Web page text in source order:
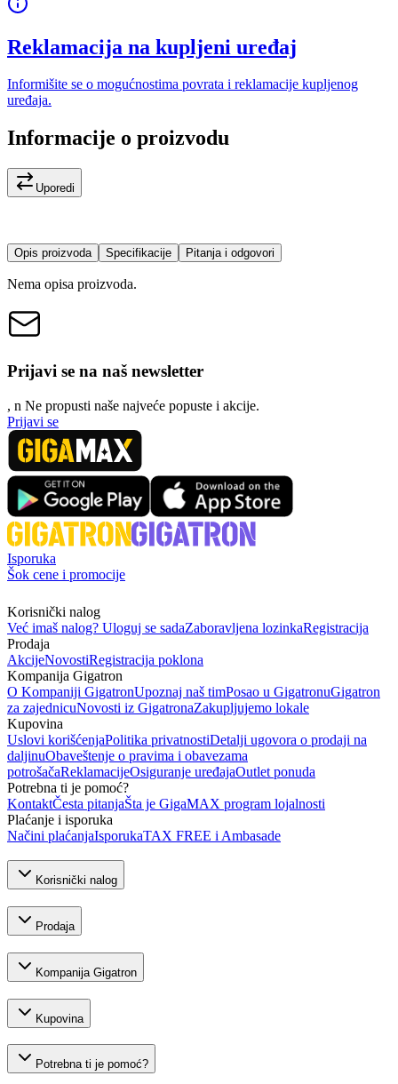
Reklamacija na kupljeni uređaj
Informišite se o mogućnostima povrata i reklamacije kupljenog
uređaja.
Informacije o proizvodu
Uporedi
Opis proizvoda Specifikacije Pitanja i odgovori
Nema opisa proizvoda.
Prijavi se na naš newsletter
, n Ne propusti naše najveće popuste i akcije.
Prijavi se
Isporuka
Šok cene i promocije
Korisnički nalog
Već imaš nalog? Uloguj se sadaZaboravljena lozinkaRegistracija
Prodaja
AkcijeNovostiRegistracija poklona
Kompanija Gigatron
O Kompaniji GigatronUpoznaj naš timPosao u GigatronuGigatron
za zajednicuNovosti iz GigatronaZakupljujemo lokale
Kupovina
Uslovi korišćenjaPolitika privatnostiDetalji ugovora o prodaji na
daljinuObaveštenje o pravima i obavezama
potrošačaReklamacijeOsiguranje uređajaOutlet ponuda
Potrebna ti je pomoć?
KontaktČesta pitanjaŠta je GigaMAX program lojalnosti
Plaćanje i isporuka
Načini plaćanjaIsporukaTAX FREE i Ambasade
Korisnički nalog
Prodaja
Kompanija Gigatron
Kupovina
Potrebna ti je pomoć?